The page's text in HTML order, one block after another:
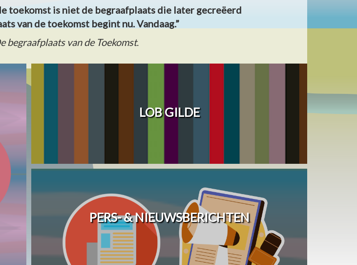
toekomst is niet de begraafplaats die later gecreëerd
van de toekomst begint nu. Vandaag.”
begraafplaats van de Toekomst.
LOB GILDE
PERS- & NIEUWSBERICHTEN